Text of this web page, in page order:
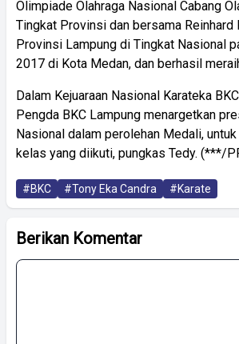
Olimpiade Olahraga Nasional Cabang
Tingkat Provinsi dan bersama
Provinsi Lampung di Tingkat Nasional
2017 di Kota Medan, dan berhasil
Dalam Kejuaraan Nasional Karateka
Pengda BKC Lampung menargetkan
Nasional dalam perolehan Medali,
kelas yang diikuti, pungkas Tedy. (***/
#BKC #Tony Eka Candra #Karate
Berikan Komentar